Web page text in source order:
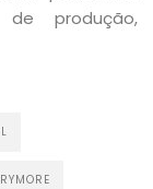
produção,